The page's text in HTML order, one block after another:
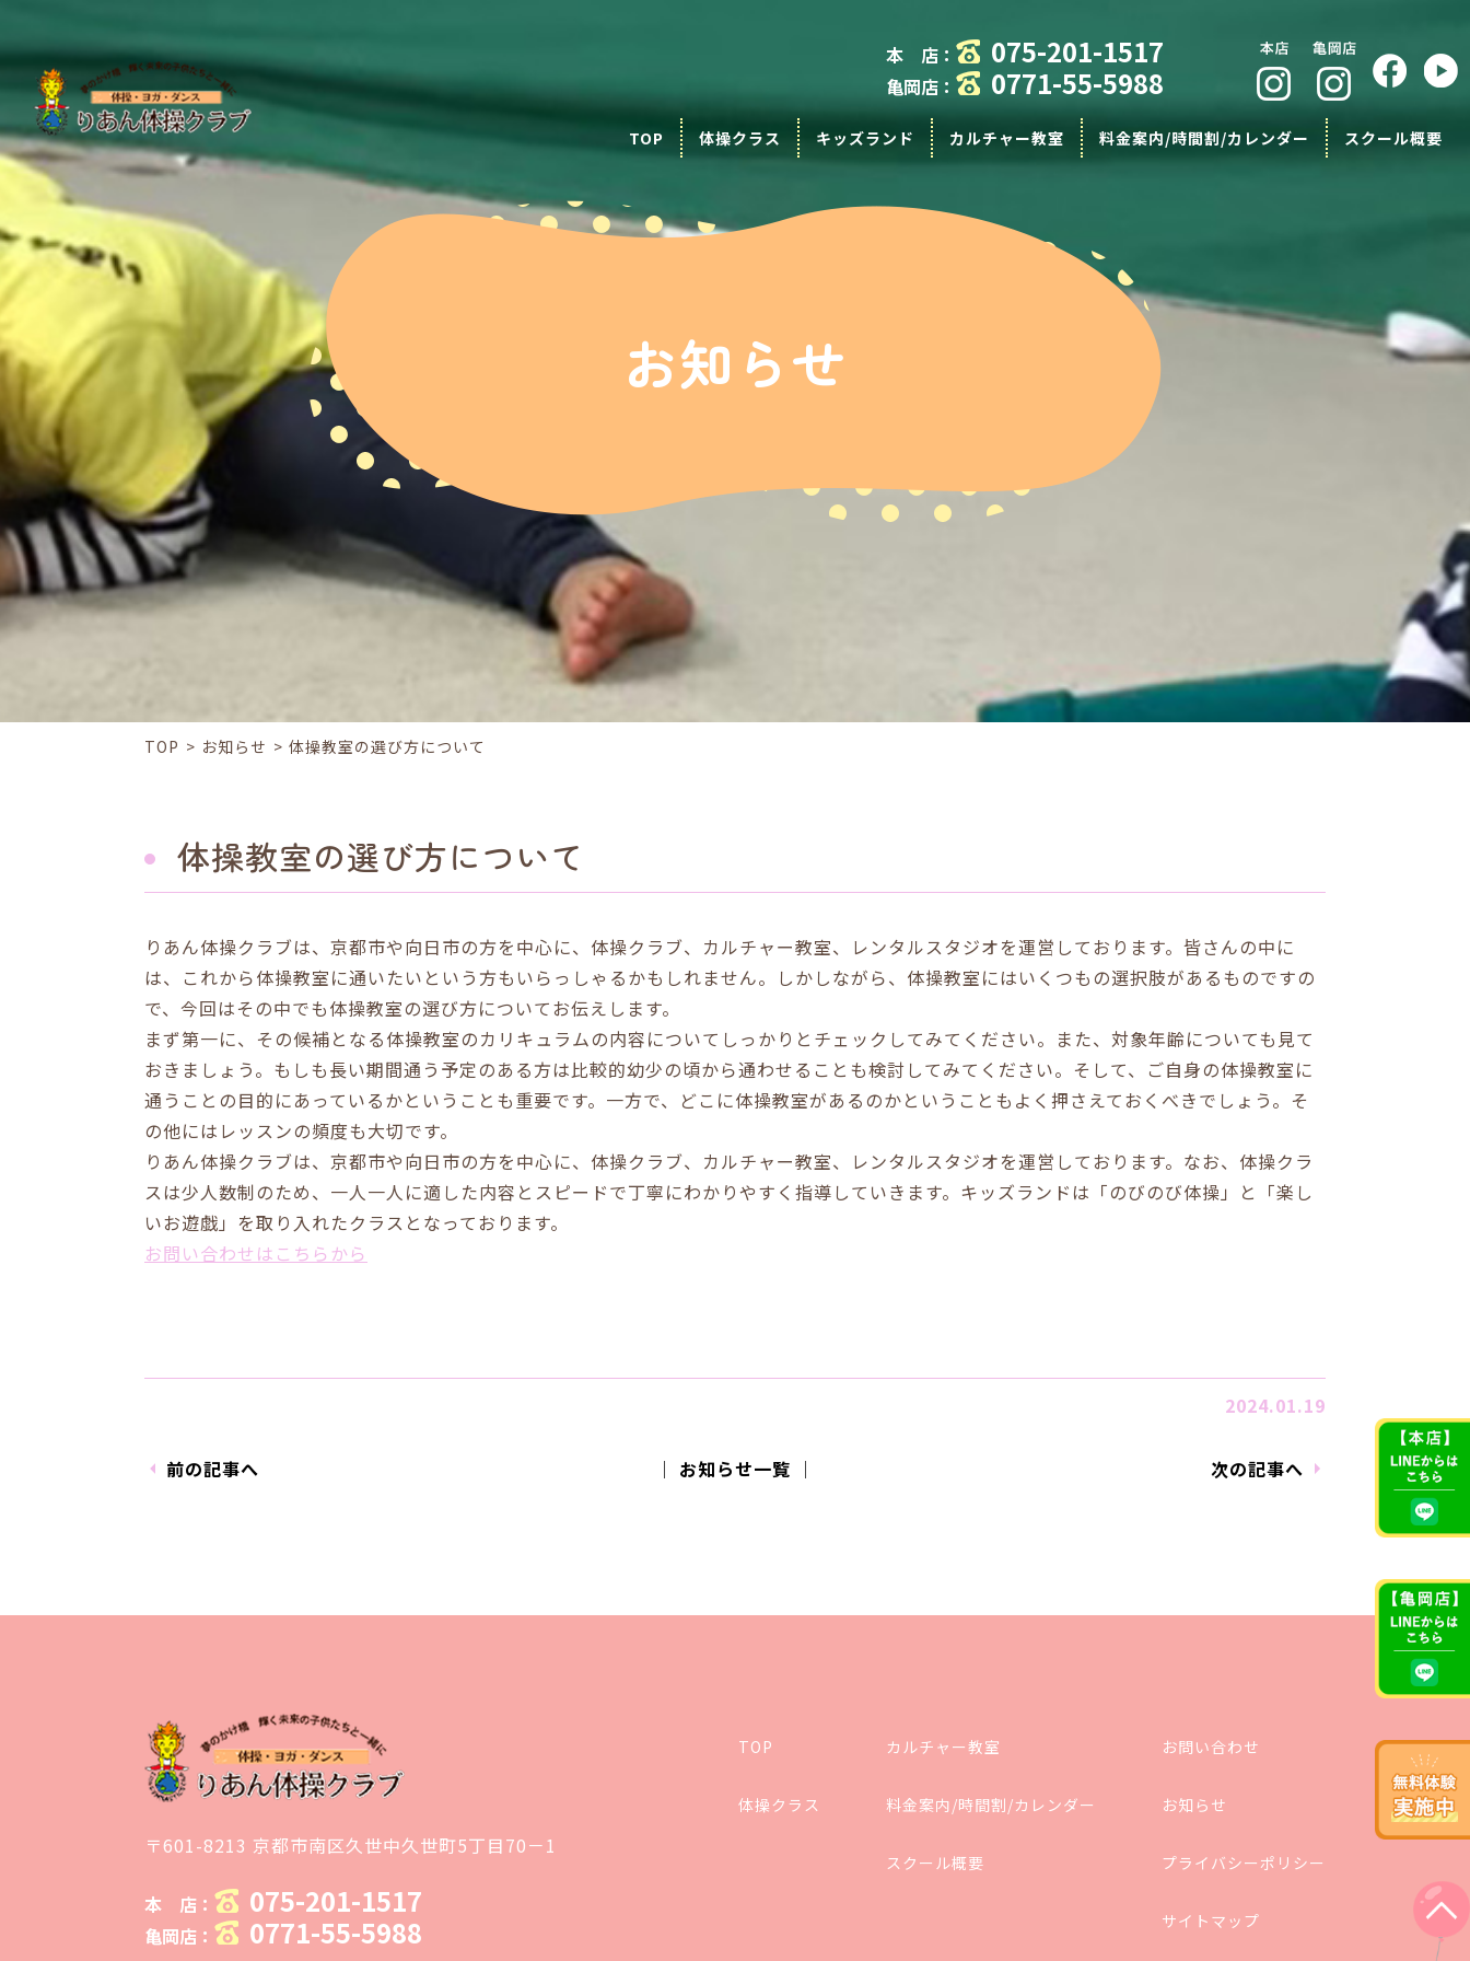
本 店： 075-201-1517
亀岡店： 0771-55-5988
TOP 体操クラス キッズランド カルチャー教室 料金案内/時間割/カレンダー スクール概要
お知らせ
TOP お知らせ 体操教室の選び方について
体操教室の選び方について
りあん体操クラブは、京都市や向日市の方を中心に、体操クラブ、カルチャー教室、レンタルスタジオを運営しております。皆さんの中に
は、これから体操教室に通いたいという方もいらっしゃるかもしれません。しかしながら、体操教室にはいくつもの選択肢があるものですの
で、今回はその中でも体操教室の選び方についてお伝えします。
まず第一に、その候補となる体操教室のカリキュラムの内容についてしっかりとチェックしてみてください。また、対象年齢についても見て
おきましょう。もしも長い期間通う予定のある方は比較的幼少の頃から通わせることも検討してみてください。そして、ご自身の体操教室に
通うことの目的にあっているかということも重要です。一方で、どこに体操教室があるのかということもよく押さえておくべきでしょう。そ
の他にはレッスンの頻度も大切です。
りあん体操クラブは、京都市や向日市の方を中心に、体操クラブ、カルチャー教室、レンタルスタジオを運営しております。なお、体操クラ
スは少人数制のため、一人一人に適した内容とスピードで丁寧にわかりやすく指導していきます。キッズランドは「のびのび体操」と「楽し
いお遊戯」を取り入れたクラスとなっております。
お問い合わせはこちらから
2024.01.19
前の記事へ 次の記事へ
│ お知らせ一覧 │
〒601-8213 京都市南区久世中久世町5丁目70－1
本 店： 075-201-1517
亀岡店： 0771-55-5988
TOP
体操クラス
カルチャー教室
料金案内/時間割/カレンダー
スクール概要
お問い合わせ
お知らせ
プライバシーポリシー
サイトマップ